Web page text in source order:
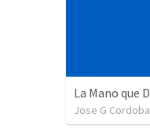
Jose G Cordoba